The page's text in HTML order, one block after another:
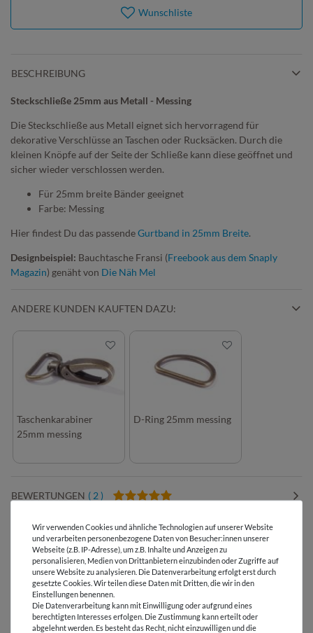
Wunschliste
BESCHREIBUNG
Steckschließe 25mm aus Metall - Messing
Die Steckschließe aus Metall eignet sich hervorragend für
dekorative Verschlüsse an Taschen oder Rucksäcken. Durch die
kleinen Knöpfe auf der Seite der Schließe kann diese geöffnet und
sicher wieder verschlossen werden.
Für 25mm breite Bänder geeignet
Farbe: Messing
Hier findest Du das passendeGurtband in 25mm Breite.
Designbeispiel: Bauchtasche Fransi (Freebook aus dem Snaply
Magazin) genäht von Die Näh Mel
ANDERE KUNDEN KAUFTEN DAZU:
Taschenkarabiner
25mm messing
D-Ring 25mm messing
BEWERTUNGEN ( 2 )
HERSTELLERINFORMATIONEN
Versandkostenfrei ab 60 € -
Lieferung mit DHL
Wir verwenden Cookies und ähnliche Technologien auf unserer Website
und verarbeiten personenbezogene Daten von Besucher:innen unserer
Webseite (z.B. IP-Adresse), um z.B. Inhalte und Anzeigen zu
personalisieren, Medien von Drittanbietern einzubinden oder Zugriffe auf
unsere Website zu analysieren. Die Datenverarbeitung erfolgt erst durch
gesetzte Cookies. Wir teilen diese Daten mit Dritten, die wir in den
Einstellungen benennen.
Die Datenverarbeitung kann mit Einwilligung oder aufgrund eines
berechtigten Interesses erfolgen. Die Zustimmung kann erteilt oder
abgelehnt werden. Es besteht das Recht, nicht einzuwilligen und die